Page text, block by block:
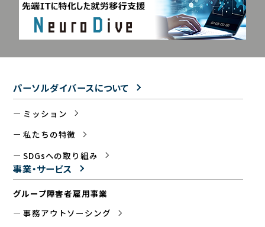
パーソルダイバースについて
ミッション
私たちの特徴
SDGsへの取り組み
事業・サービス
グループ障害者雇用事業
事務アウトソーシング